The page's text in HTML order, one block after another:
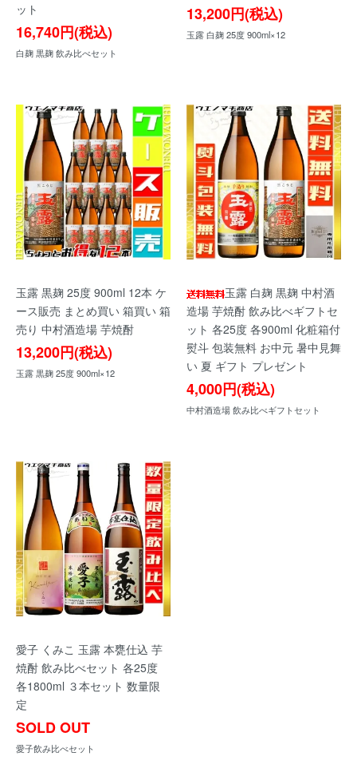
ット
16,740円(税込)
白麹 黒麹 飲み比べセット
13,200円(税込)
玉露 白麹 25度 900ml×12
玉露 黒麹 25度 900ml 12本 ケ
ース販売 まとめ買い 箱買い 箱
売り 中村酒造場 芋焼酎
13,200円(税込)
玉露 黒麹 25度 900ml×12
玉露 白麹 黒麹 中村酒
造場 芋焼酎 飲み比べギフトセ
ット 各25度 各900ml 化粧箱付
熨斗 包装無料 お中元 暑中見舞
い 夏 ギフト プレゼント
4,000円(税込)
中村酒造場 飲み比べギフトセット
愛子 くみこ 玉露 本甕仕込 芋
焼酎 飲み比べセット 各25度
各1800ml ３本セット 数量限
定
SOLD OUT
愛子飲み比べセット